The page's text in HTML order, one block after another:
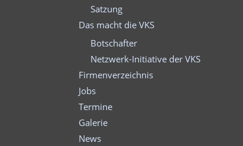
Satzung
Das macht die VKS
Botschafter
Netzwerk-Initiative der VKS
Firmenverzeichnis
Jobs
Termine
Galerie
News